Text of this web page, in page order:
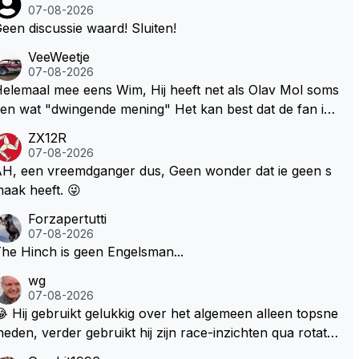
07-08-2026
discussie waard! Sluiten!
VeeWeetje
07-08-2026
mee eens Wim, Hij heeft net als Olav Mol soms
wat "dwingende mening" Het kan best dat de fan in
te roepen. Maar in een tijd zonder races zijn dit leuke
ZX12R
07-08-2026
een vreemdganger dus, Geen wonder dat ie geen s
heeft. 😜
Forzapertutti
07-08-2026
Hinch is geen Engelsman...
wg
07-08-2026
Hij gebruikt gelukkig over het algemeen alleen topsne
verder gebruikt hij zijn race-inzichten qua rotati